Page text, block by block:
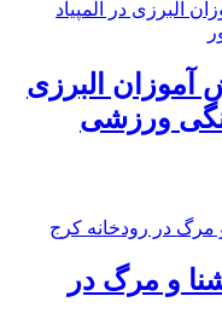
البرزی
ورزشی
و مرگ در